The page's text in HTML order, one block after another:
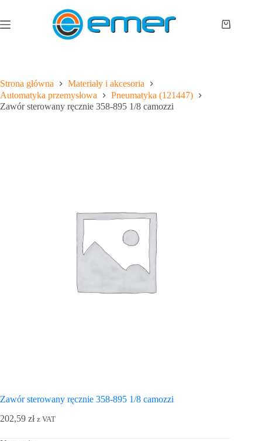
treści
Koszyk
Strona główna
Materiały i akcesoria
Automatyka przemysłowa
Pneumatyka (121447)
Zawór sterowany ręcznie 358-895 1/8 camozzi
Zawór sterowany ręcznie 358-895 1/8 camozzi
202,59 zł z VAT